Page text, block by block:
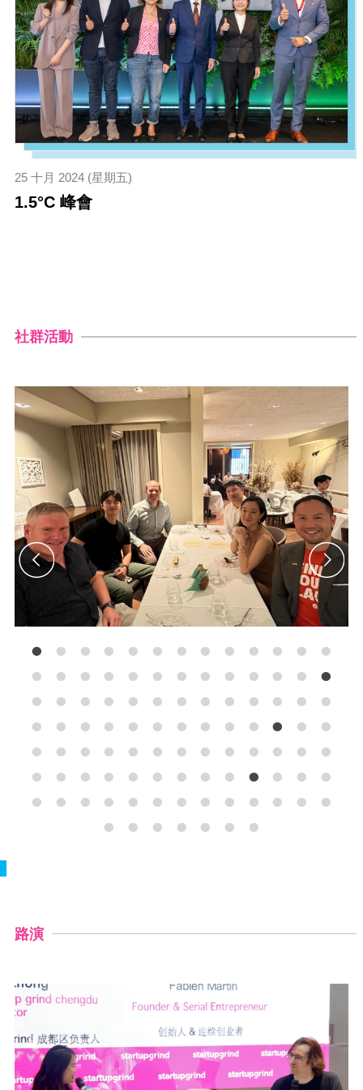
25 十月 2024 (星期五)
1.5°C 峰會
社群活動
• • • • • • • • • • • • •
• • • • • • • • • • • • •
• • • • • • • • • • • • •
• • • • • • • • • • • • •
• • • • • • • • • • • • •
• • • • • • • • • • • • •
• • • • • • • • • • • • •
• • • • • • •
路演